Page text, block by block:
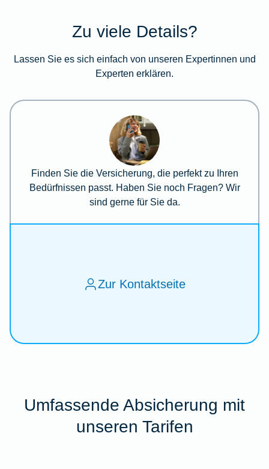
Zu viele Details?
Lassen Sie es sich einfach von unseren Expertinnen und
Experten erklären.
Finden Sie die Versicherung, die perfekt zu Ihren
Bedürfnissen passt. Haben Sie noch Fragen? Wir
sind gerne für Sie da.
Zur Kontaktseite
Umfassende Absicherung mit
unseren Tarifen